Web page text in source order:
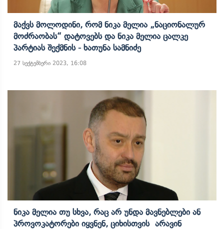
Მაქვს Მოლოდინი, Რომ Ნიკა Მელია „ნაციონალურ
Მოძრაობას“ Დატოვებს Და Ნიკა Მელია Ცალკე
Პარტიას Შექმნის - Ხათუნა Სამნიძე
27 სექტემბერი 2023, 16:08
Ნიკა Მელია Თუ Სხვა, Რაც Არ Უნდა Მავნებლები Ან
Პროვოკატორები Იყვნენ, Ციხისთვის Არავინ